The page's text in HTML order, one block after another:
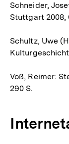
Schneider,
Stuttgart 2008,
Schultz, Uwe
Voß, Reimer:
290 S.